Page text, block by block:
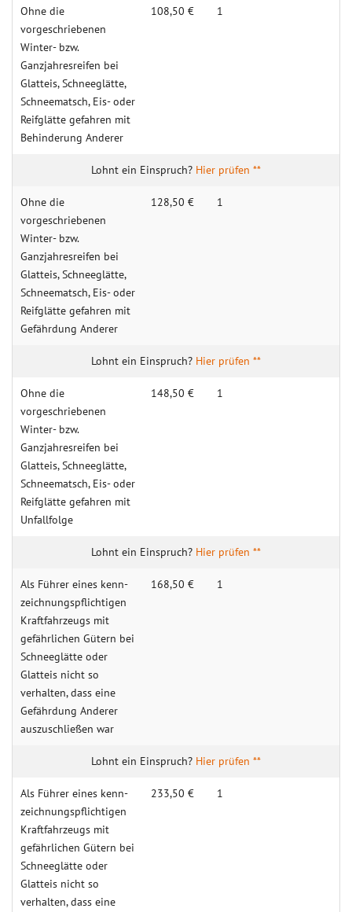
Ohne die
vorgeschriebenen
Winter- bzw.
Ganzjahresreifen bei
Glatteis, Schneeglätte,
Schneematsch, Eis- oder
Reifglätte gefahren mit
Behinderung Anderer
108,50 € 1
Hier prüfen **
Ohne die
vorgeschriebenen
Winter- bzw.
Ganzjahresreifen bei
Glatteis, Schneeglätte,
Schneematsch, Eis- oder
Reifglätte gefahren mit
Gefährdung Anderer
128,50 € 1
Hier prüfen **
Ohne die
vorgeschriebenen
Winter- bzw.
Ganzjahresreifen bei
Glatteis, Schneeglätte,
Schneematsch, Eis- oder
Reifglätte gefahren mit
Unfallfolge
148,50 € 1
Hier prüfen **
Als Führer eines kenn­
zeichnungs­pflichtigen
Kraftfahrzeugs mit
gefährlichen Gütern bei
Schneeglätte oder
Glatteis nicht so
verhalten, dass eine
Gefährdung Anderer
auszuschließen war
168,50 € 1
Hier prüfen **
Als Führer eines kenn­
zeichnungs­pflichtigen
Kraftfahrzeugs mit
gefährlichen Gütern bei
Schneeglätte oder
Glatteis nicht so
verhalten, dass eine
233,50 € 1